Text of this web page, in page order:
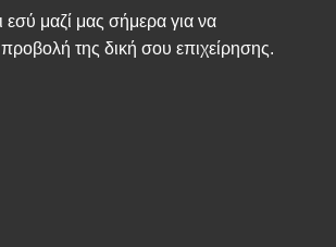
εσύ μαζί μας σήμερα για να
της δική σου επιχείρησης.